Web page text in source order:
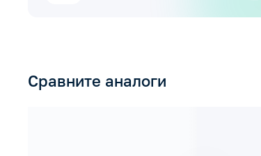
Сравните аналоги